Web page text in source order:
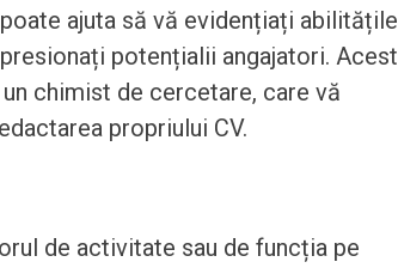
ajuta să vă evidențiați abilitățile
potențialii angajatori. Acest
chimist de cercetare, care vă
propriului CV.
de activitate sau de funcția pe